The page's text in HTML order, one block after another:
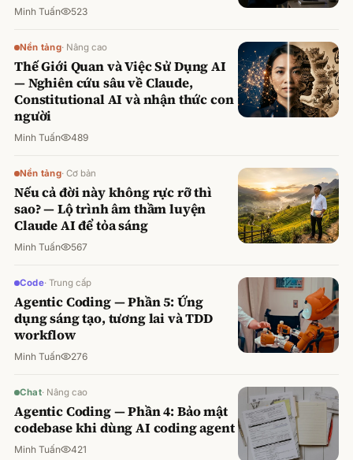
Minh Tuấn 523
Nền tảng· Nâng cao
Thế Giới Quan và Việc Sử Dụng AI
— Nghiên cứu sâu về Claude,
Constitutional AI và nhận thức con
người
Minh Tuấn 489
Nền tảng· Cơ bản
Nếu cả đời này không rực rỡ thì
sao? — Lộ trình âm thầm luyện
Claude AI để tỏa sáng
Minh Tuấn 567
Code· Trung cấp
Agentic Coding — Phần 5: Ứng
dụng sáng tạo, tương lai và TDD
workflow
Minh Tuấn 276
Chat· Nâng cao
Agentic Coding — Phần 4: Bảo mật
codebase khi dùng AI coding agent
Minh Tuấn 421